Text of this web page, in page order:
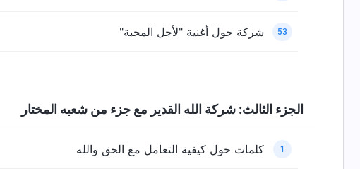
53 شركة حول أغنية "لأجل المحبة"
الجزء الثالث: شركة الله القدير مع جزء من شعبه المختار
1 كلمات حول كيفية التعامل مع الحق والله